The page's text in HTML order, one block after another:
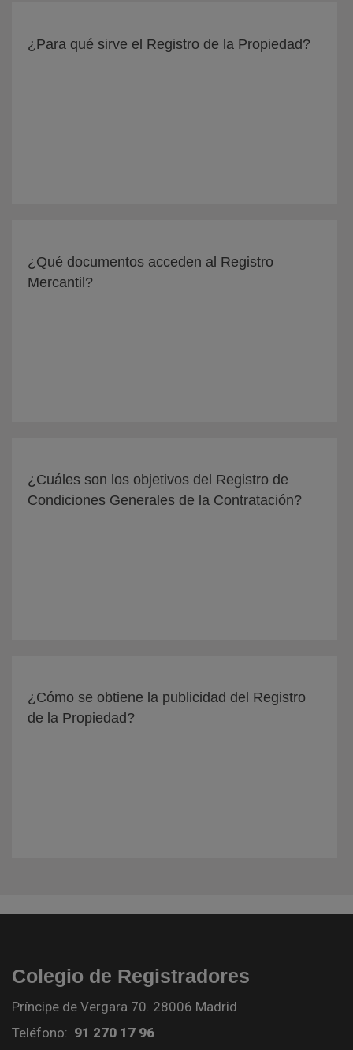
¿Para qué sirve el Registro de la Propiedad?
¿Qué documentos acceden al Registro
Mercantil?
¿Cuáles son los objetivos del Registro de
Condiciones Generales de la Contratación?
¿Cómo se obtiene la publicidad del Registro
de la Propiedad?
Colegio de Registradores
Príncipe de Vergara 70. 28006 Madrid
Teléfono: 91 270 17 96